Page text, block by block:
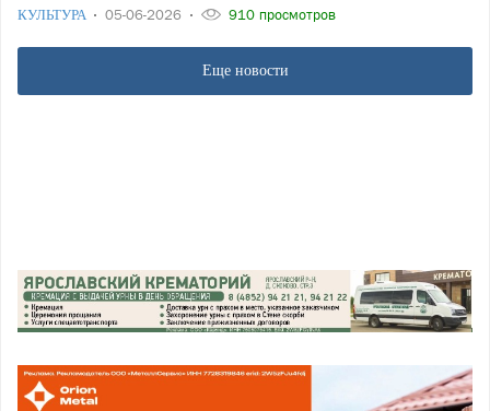
КУЛЬТУРА 05-06-2026 910 просмотров
Еще новости